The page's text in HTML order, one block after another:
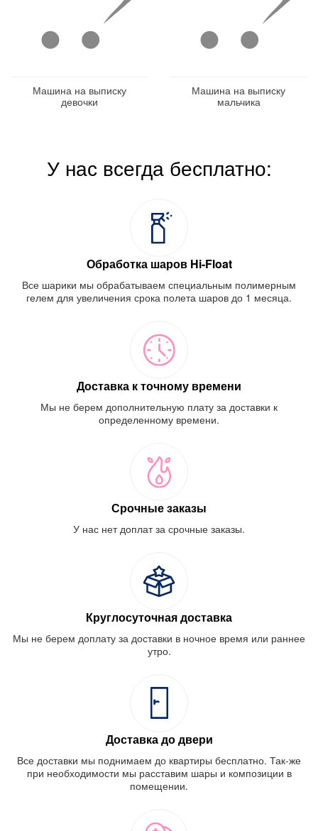
Машина на выписку
девочки
Машина на выписку
мальчика
У нас всегда бесплатно:
Обработка шаров Hi-Float
Все шарики мы обрабатываем специальным полимерным
гелем для увеличения срока полета шаров до 1 месяца.
Доставка к точному времени
Мы не берем дополнительную плату за доставки к
определенному времени.
Срочные заказы
У нас нет доплат за срочные заказы.
Круглосуточная доставка
Мы не берем доплату за доставки в ночное время или раннее
утро.
Доставка до двери
Все доставки мы поднимаем до квартиры бесплатно. Так-же
при необходимости мы расставим шары и композиции в
помещении.